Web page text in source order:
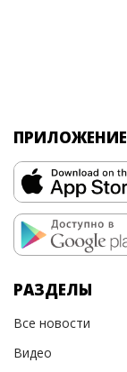
ПРИЛОЖЕНИЕ
РАЗДЕЛЫ
Все новости
Видео